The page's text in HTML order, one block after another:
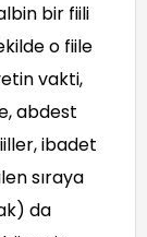
bir fiili
o fiile
vakti,
abdest
ibadet
sıraya
da